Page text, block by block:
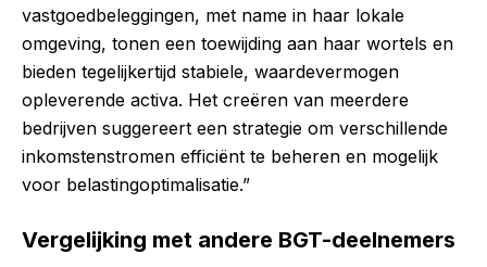
vastgoedbeleggingen, met name in haar lokale
omgeving, tonen een toewijding aan haar wortels en
bieden tegelijkertijd stabiele, waardevermogen
opleverende activa. Het creëren van meerdere
bedrijven suggereert een strategie om verschillende
inkomstenstromen efficiënt te beheren en mogelijk
voor belastingoptimalisatie.”
Vergelijking met andere BGT-deelnemers